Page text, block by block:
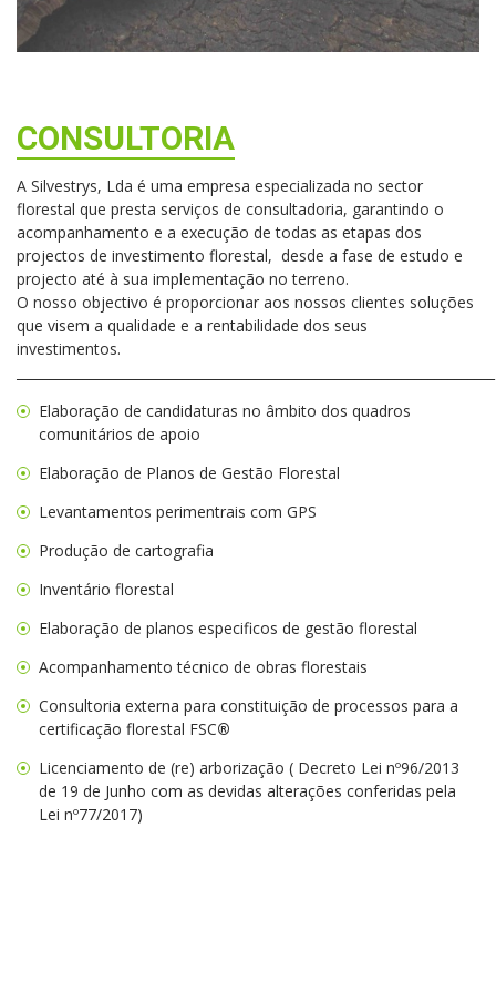
CONSULTORIA
A Silvestrys, Lda é uma empresa especializada no sector
florestal que presta serviços de consultadoria, garantindo o
acompanhamento e a execução de todas as etapas dos
projectos de investimento florestal, desde a fase de estudo e
projecto até à sua implementação no terreno.
O nosso objectivo é proporcionar aos nossos clientes soluções
que visem a qualidade e a rentabilidade dos seus
investimentos.
Elaboração de candidaturas no âmbito dos quadros
comunitários de apoio
Elaboração de Planos de Gestão Florestal
Levantamentos perimentrais com GPS
Produção de cartografia
Inventário florestal
Elaboração de planos especificos de gestão florestal
Acompanhamento técnico de obras florestais
Consultoria externa para constituição de processos para a
certificação florestal FSC®
Licenciamento de (re) arborização ( Decreto Lei nº96/2013
de 19 de Junho com as devidas alterações conferidas pela
Lei nº77/2017)